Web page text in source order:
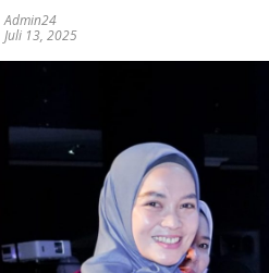
Admin24
Juli 13, 2025